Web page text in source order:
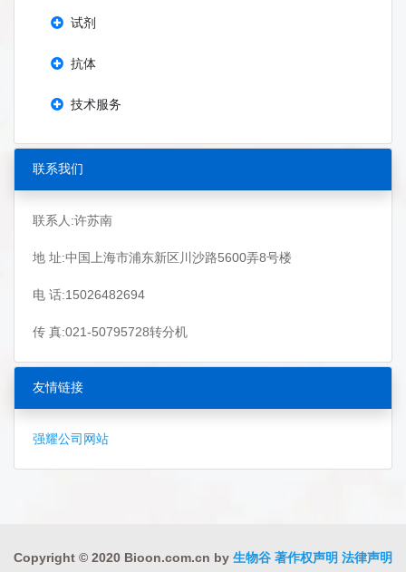
试剂
抗体
技术服务
联系我们
联系人:许苏南
地 址:中国上海市浦东新区川沙路5600弄8号楼
电 话:15026482694
传 真:021-50795728转分机
友情链接
强耀公司网站
Copyright © 2020 Bioon.com.cn by 生物谷 著作权声明 法律声明